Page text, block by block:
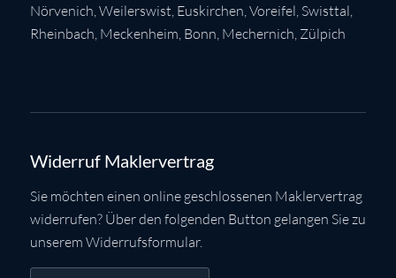
Nörvenich Weilerswist Euskirchen , Voreifel, Swisttal
Rheinbach Meckenheim Bonn Mechernich Zülpich
Widerruf Maklervertrag
Sie möchten einen online geschlossenen Maklervertrag
widerrufen? Über den folgenden Button gelangen Sie zu
unserem Widerrufsformular.